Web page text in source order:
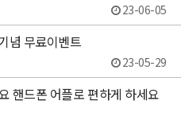
23-06-05
념 무료이벤트
23-05-29
핸드폰 어플로 편하게 하세요